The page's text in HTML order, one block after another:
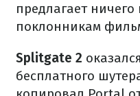
предлагает ничего
поклонникам
Splitgate 2
бесплатного